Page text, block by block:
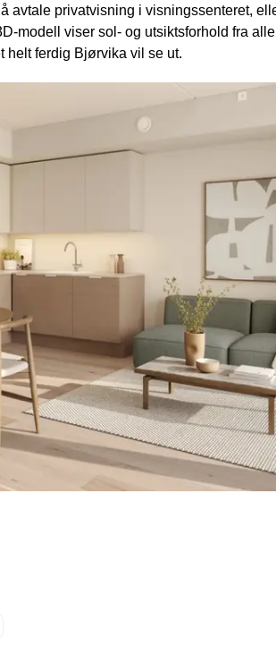
avtale privatvisning i visningssenteret,
modell viser sol- og utsiktsforhold fra alle
helt ferdig Bjørvika vil se ut.